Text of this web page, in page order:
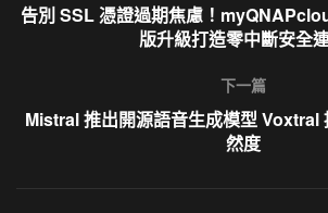
告別 SSL 憑證過期焦慮！
版升級打造零中斷安全
下一篇
Mistral 推出開源語音生成模型 Voxtral
然度